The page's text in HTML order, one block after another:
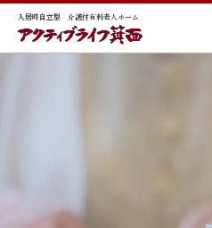
入居時自立型 介護付有料老人ホーム